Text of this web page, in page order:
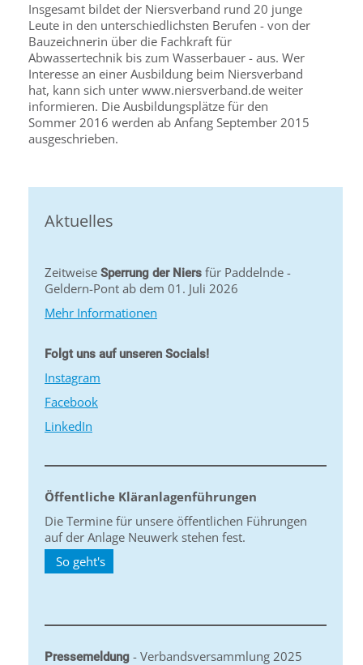
Insgesamt bildet der Niersverband rund 20 junge
Leute in den unterschiedlichsten Berufen - von der
Bauzeichnerin über die Fachkraft für
Abwassertechnik bis zum Wasserbauer - aus. Wer
Interesse an einer Ausbildung beim Niersverband
hat, kann sich unter www.niersverband.de weiter
informieren. Die Ausbildungsplätze für den
Sommer 2016 werden ab Anfang September 2015
ausgeschrieben.
Aktuelles
Zeitweise Sperrung der Niers für Paddelnde -
Geldern-Pont ab dem 01. Juli 2026
Mehr Informationen
Folgt uns auf unseren Socials!
Instagram
Facebook
LinkedIn
Öffentliche Kläranlagenführungen
Die Termine für unsere öffentlichen Führungen
auf der Anlage Neuwerk stehen fest.
So geht's
Pressemeldung - Verbandsversammlung 2025